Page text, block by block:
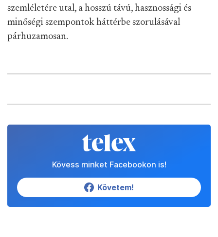
szemléletére utal, a hosszú távú, hasznossági és
minőségi szempontok háttérbe szorulásával
párhuzamosan.
Kövess minket Facebookon is!
Követem!